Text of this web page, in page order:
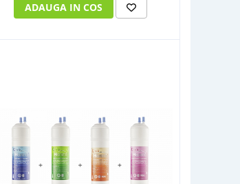
ADAUGA IN COS